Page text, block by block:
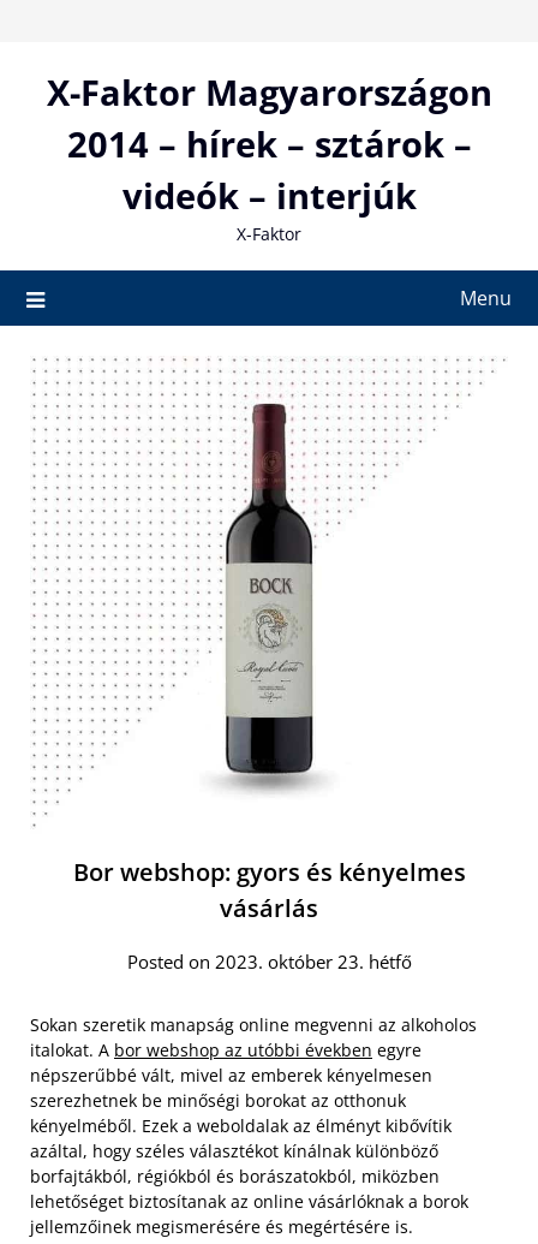
contentX-Faktor Magyarországon
2014 – hírek – sztárok –
videók – interjúk
X-Faktor
Menu
Bor webshop: gyors és kényelmes
vásárlás
Posted on 2023. október 23. hétfő
Sokan szeretik manapság online megvenni az alkoholos
italokat. A bor webshop az utóbbi években egyre
népszerűbbé vált, mivel az emberek kényelmesen
szerezhetnek be minőségi borokat az otthonuk
kényelméből. Ezek a weboldalak az élményt kibővítik
azáltal, hogy széles választékot kínálnak különböző
borfajtákból, régiókból és borászatokból, miközben
lehetőséget biztosítanak az online vásárlóknak a borok
jellemzőinek megismerésére és megértésére is.